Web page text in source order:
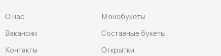
Вакансии
О нас
Контакты
Монобукеты
Открытки
Составные букеты